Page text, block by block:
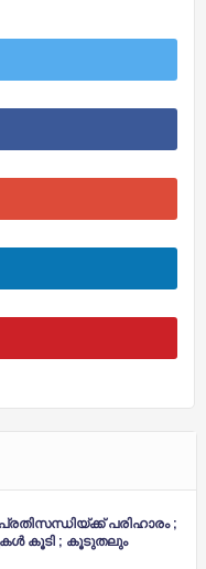
പരിഹാരം ;
കൂടി ; കൂടുതലും